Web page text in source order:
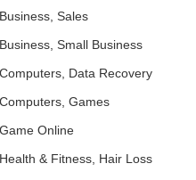
Business, Sales
Business, Small Business
Computers, Data Recovery
Computers, Games
Game Online
Health & Fitness, Hair Loss